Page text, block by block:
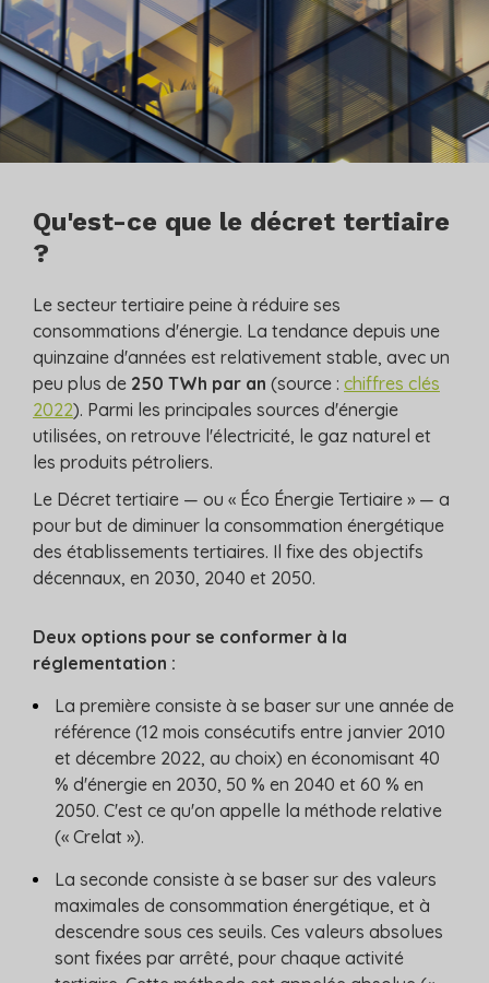
Qu'est-ce que le décret tertiaire
?
Le secteur tertiaire peine à réduire ses
consommations d'énergie. La tendance depuis une
quinzaine d'années est relativement stable, avec un
peu plus de 250 TWh par an (source : chiffres clés
2022). Parmi les principales sources d'énergie
utilisées, on retrouve l'électricité, le gaz naturel et
les produits pétroliers.
Le Décret tertiaire — ou « Éco Énergie Tertiaire » — a
pour but de diminuer la consommation énergétique
des établissements tertiaires. Il fixe des objectifs
décennaux, en 2030, 2040 et 2050.
Deux options pour se conformer à la
réglementation :
La première consiste à se baser sur une année de
référence (12 mois consécutifs entre janvier 2010
et décembre 2022, au choix) en économisant 40
% d'énergie en 2030, 50 % en 2040 et 60 % en
2050. C'est ce qu'on appelle la méthode relative
(« Crelat »).
La seconde consiste à se baser sur des valeurs
maximales de consommation énergétique, et à
descendre sous ces seuils. Ces valeurs absolues
sont fixées par arrêté, pour chaque activité